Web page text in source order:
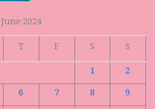
June 2024
T F S
S
1
2
6 7 8
9